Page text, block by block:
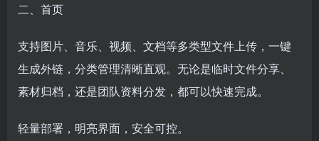
二、首页
支持图片、音乐、视频、文档等多类型文件上传，一键
生成外链，分类管理清晰直观。无论是临时文件分享、
素材归档，还是团队资料分发，都可以快速完成。
轻量部署，明亮界面，安全可控。